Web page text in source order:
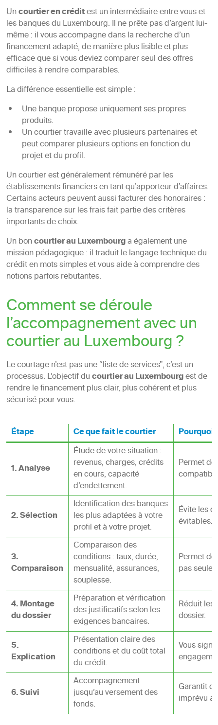
Uncourtier en créditest un intermédiaire entre vous et
les banques du Luxembourg. Il ne prête pas d’argent lui-
même : il vous accompagne dans la recherche d’un
financement adapté, de manière plus lisible et plus
efficace que si vous deviez comparer seul des offres
difficiles à rendre comparables.
La différence essentielle est simple :
Une banque propose uniquement ses propres
produits.
Un courtier travaille avec plusieurs partenaires et
peut comparer plusieurs options en fonction du
projet et du profil.
Un courtier est généralement rémunéré par les
établissements financiers en tant qu’apporteur d’affaires.
Certains acteurs peuvent aussi facturer des honoraires :
la transparence sur les frais fait partie des critères
importants de choix.
Un boncourtier au Luxembourga également une
mission pédagogique : il traduit le langage technique du
crédit en mots simples et vous aide à comprendre des
notions parfois rebutantes.
Comment se déroule
l’accompagnement avec un
courtier au Luxembourg ?
Le courtage n’est pas une “liste de services”, c’est un
processus. L’objectif ducourtier au Luxembourgest de
rendre le financement plus clair, plus cohérent et plus
sécurisé pour vous.
Étape Ce que fait le courtier Pourquoi
1. Analyse
Étude de votre situation :
revenus, charges, crédits
en cours, capacité
d’endettement.
Permet
2. Sélection
Identification des banques
les plus adaptées à votre
profil et à votre projet.
Évite les
évitables.
3.
Comparaison
Comparaison des
conditions : taux, durée,
mensualité, assurances,
souplesse.
Permet
pas
4. Montage
du dossier
Préparation et vérification
des justificatifs selon les
exigences bancaires.
Réduit les
dossier.
5.
Explication
Présentation claire des
conditions et du coût total
du crédit.
Vous
6. Suivi
Accompagnement
jusqu’au versement des
fonds.
Garantit
imprévu